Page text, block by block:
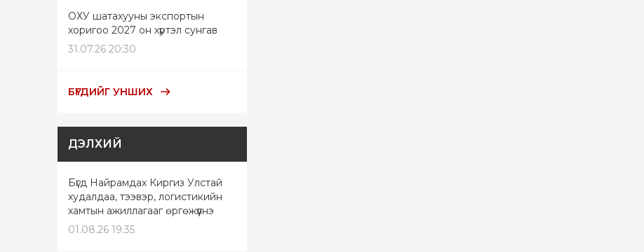
ОХУ шатахууны экспортын
хоригоо 2027 он хүртэл сунгав
31.07.26 20:30
БҮГДИЙГ УНШИХ
ДЭЛХИЙ
Бүгд Найрамдах Киргиз Улстай
худалдаа, тээвэр, логистикийн
хамтын ажиллагааг өргөжүүлнэ
01.08.26 19:35